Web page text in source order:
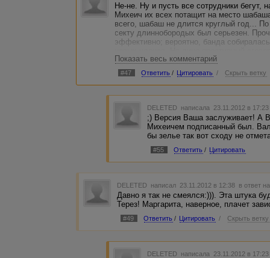
Не-не. Ну и пусть все сотрудники бегут,
Михеич их всех потащит на место
всего, шабаш не длится круглый год...
секту длиннобородых был серьезен.
эффективно; вероятно, банда
(а это была она!) переобувает в
члена коллектива. Вы понимаете, как
последующей трансформацией в Д.
использования кодовой фразы.
валенок! Коварный Михеич ПОДСКАЗАЛ
всех смыслах).Так что каждому (всей
Показать весь комментарий
#47 Ответить / Цитировать / Скрыть ветку
DELETED написала 23.11.2012 в
;) Версия Ваша заслуживает! А
Михеичем подписанный был.
бы зелье так вот сходу не
#55 Ответить / Цитировать
DELETED написал 23.11.2012 в 12:38 в ответ
Давно я так не смеялся:))). Эта штука
Терез! Маргарита, наверное, плачет
#49 Ответить / Цитировать / Скрыть ветку
DELETED написала 23.11.2012 в